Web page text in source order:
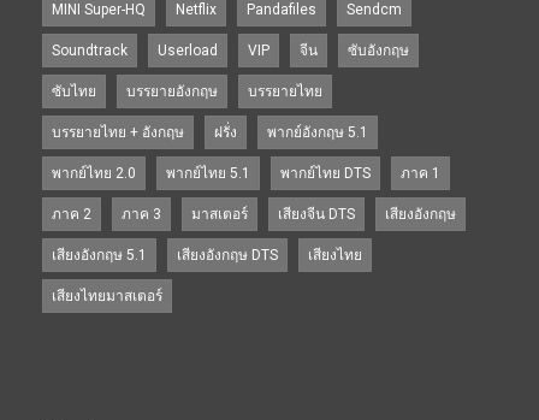
MINI Super-HQ Netflix Pandafiles Sendcm
Soundtrack Userload VIP จีน ซับอังกฤษ
ซับไทย บรรยายอังกฤษ บรรยายไทย
บรรยายไทย + อังกฤษ ฝรั่ง พากย์อังกฤษ 5.1
พากย์ไทย 2.0 พากย์ไทย 5.1 พากย์ไทย DTS ภาค 1
ภาค 2 ภาค 3 มาสเตอร์ เสียงจีน DTS เสียงอังกฤษ
เสียงอังกฤษ 5.1 เสียงอังกฤษ DTS เสียงไทย
เสียงไทยมาสเตอร์